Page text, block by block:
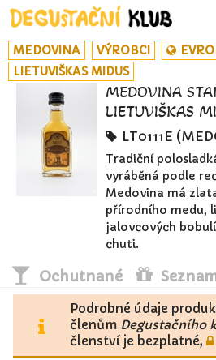
MEDOVINA VÝROBCI
LIETUVIŠKAS MIDUS
MEDOVINA
LIETUVIŠKAS
LT0111E
Tradiční
vyráběná podle
Medovina má
přírodního medu,
jalovcových
chuti.
Ochutnané
Podrobné údaje
členům Degustačního
členství je bezplatné,